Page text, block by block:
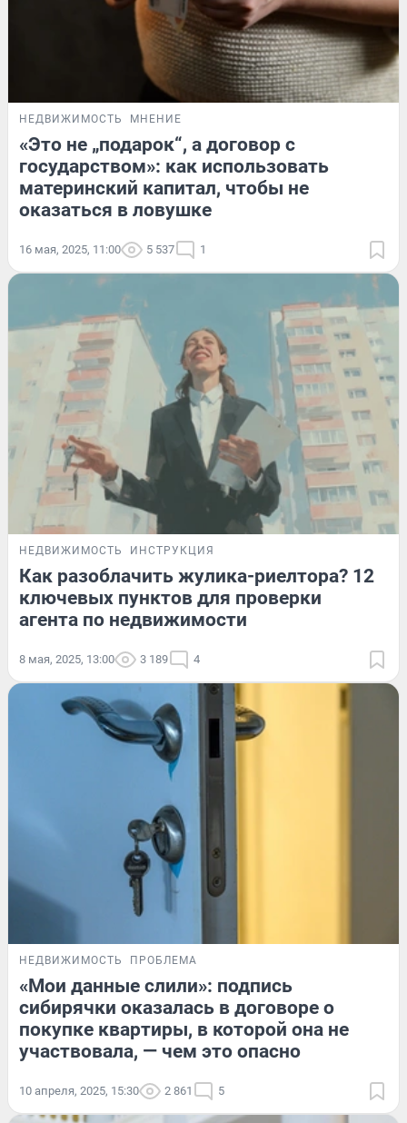
НЕДВИЖИМОСТЬ МНЕНИЕ
«Это не „подарок“, а договор с
государством»: как использовать
материнский капитал, чтобы не
оказаться в ловушке
16 мая, 2025, 11:00 5 537 1
НЕДВИЖИМОСТЬ ИНСТРУКЦИЯ
Как разоблачить жулика-риелтора? 12
ключевых пунктов для проверки
агента по недвижимости
8 мая, 2025, 13:00 3 189 4
НЕДВИЖИМОСТЬ ПРОБЛЕМА
«Мои данные слили»: подпись
сибирячки оказалась в договоре о
покупке квартиры, в которой она не
участвовала, — чем это опасно
10 апреля, 2025, 15:30 2 861 5